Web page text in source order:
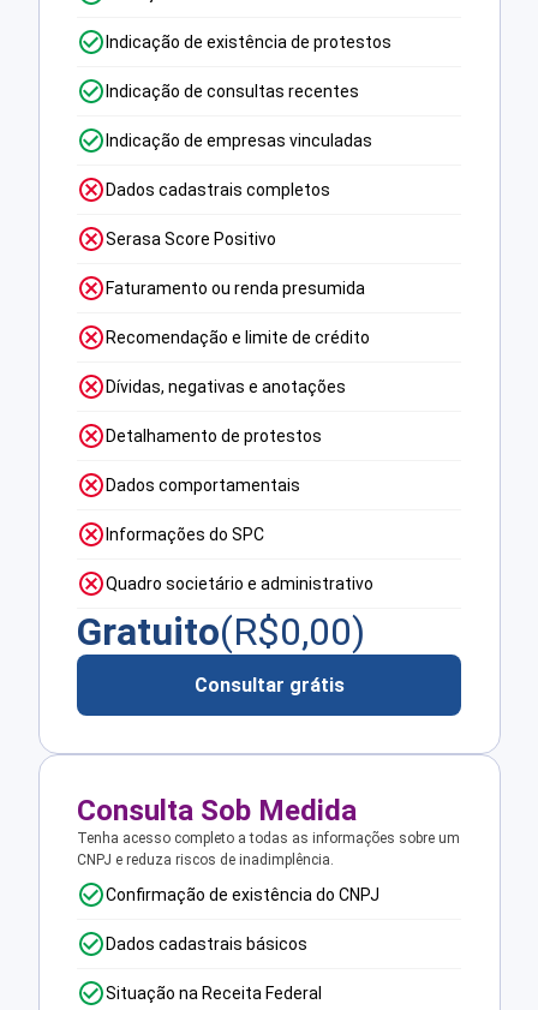
Indicação de existência de protestos
Indicação de consultas recentes
Indicação de empresas vinculadas
Dados cadastrais completos
Serasa Score Positivo
Faturamento ou renda presumida
Recomendação e limite de crédito
Dívidas, negativas e anotações
Detalhamento de protestos
Dados comportamentais
Informações do SPC
Quadro societário e administrativo
Gratuito(R$0,00)
Consultar grátis
Consulta Sob Medida
Tenha acesso completo a todas as informações sobre um
CNPJ e reduza riscos de inadimplência.
Confirmação de existência do CNPJ
Dados cadastrais básicos
Situação na Receita Federal